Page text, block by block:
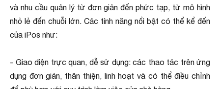
và nhu cầu quản lý từ đơn giản đến phức tạp, từ mô hình
nhỏ lẻ đến chuỗi lớn. Các tính năng nổi bật có thể kể đến
của iPos như:
- Giao diện trực quan, dễ sử dụng: các thao tác trên ứng
dụng đơn giản, thân thiện, linh hoạt và có thể điều chỉnh